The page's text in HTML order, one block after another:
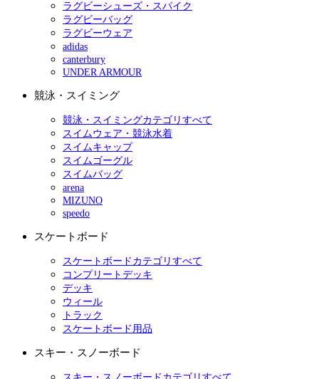
ラグビーシューズ・スパイク
ラグビーバッグ
ラグビーウェア
adidas
canterbury
UNDER ARMOUR
競泳・スイミング
競泳・スイミングカテゴリすべて
スイムウェア・競泳水着
スイムキャップ
スイムゴーグル
スイムバッグ
arena
MIZUNO
speedo
スケートボード
スケートボードカテゴリすべて
コンプリートデッキ
デッキ
ウィール
トラック
スケートボード用品
スキー・スノーボード